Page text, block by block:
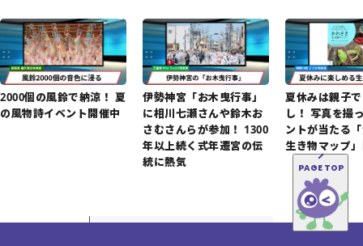
2000個の風鈴で納涼！ 夏
の風物詩イベント開催中
伊勢神宮「お木曳行事」
に相川七瀬さんや鈴木お
さむさんらが参加！ 1300
年以上続く式年遷宮の伝
統に熱気
夏休みは親子
し！ 写真を撮
ントが当たる
生き物マップ
PAGE TOP